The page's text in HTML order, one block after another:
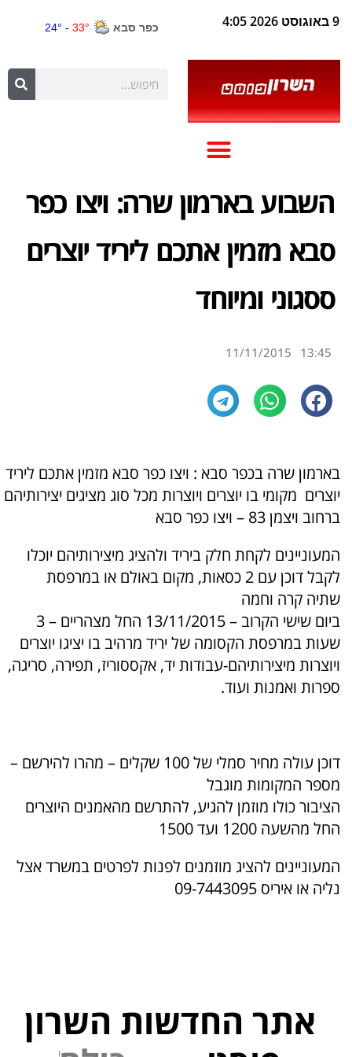
9 באוגוסט 2026 4:05
השבוע בארמון שרה: ויצו כפר
סבא מזמין אתכם ליריד יוצרים
ססגוני ומיוחד
13:45
11/11/2015
בארמון שרה בכפר סבא : ויצו כפר סבא מזמין אתכם ליריד
יוצרים מקומי בו יוצרים ויוצרות מכל סוג מציגים יצירותיהם
ברחוב ויצמן 83 – ויצו כפר סבא
המעוניינים לקחת חלק ביריד ולהציג מיצירותיהם יוכלו
לקבל דוכן עם 2 כסאות, מקום באולם או במרפסת
שתיה קרה וחמה
ביום שישי הקרוב – 13/11/2015 החל מצהריים – 3
שעות במרפסת הקסומה של יריד מרהיב בו יציגו יוצרים
ויוצרות מיצירותיהם-עבודות יד, אקססוריז, תפירה, סריגה,
ספרות ואמנות ועוד.
דוכן עולה מחיר סמלי של 100 שקלים – מהרו להירשם –
מספר המקומות מוגבל
הציבור כולו מוזמן להגיע, להתרשם מהאמנים היוצרים
החל מהשעה 1200 ועד 1500
המעוניינים להציג מוזמנים לפנות לפרטים במשרד אצל
נליה או איריס 09-7443095
אתר החדשות השרון